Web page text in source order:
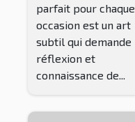
parfait pour chaque
occasion est un art
subtil qui demande
réflexion et
connaissance de...